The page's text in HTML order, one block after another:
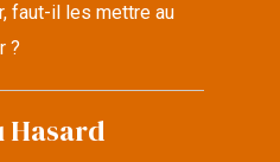
faut-il les mettre au
?
Hasard